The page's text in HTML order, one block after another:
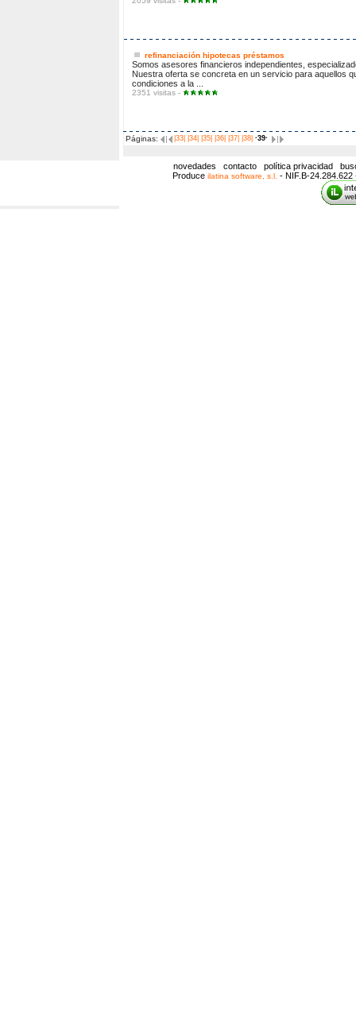
refinanciación hipotecas préstamos
Somos asesores financieros independientes,
Nuestra oferta se concreta en un servicio para aquellos
condiciones a la ...
2351 visitas -
Páginas: |33| |34| |35| |36| |37| |38| ·39·
novedades contacto política privacidad
Produce ilatina software, s.l. - NIF.B-